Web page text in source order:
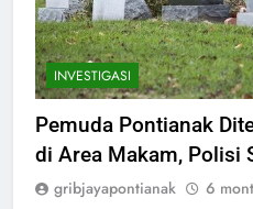
INVESTIGASI
Pemuda Pontianak
di Area Makam, Polisi
gribjayapontianak 6